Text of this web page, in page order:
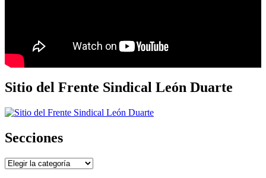
Sitio del Frente Sindical León Duarte
Secciones
Secciones